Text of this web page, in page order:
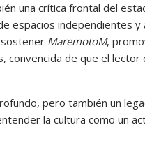
una crítica frontal del
espacios independientes
MaremotoM,
convencida de que el
pero también un
la cultura como un